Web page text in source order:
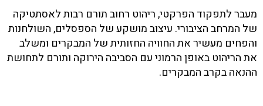
מעבר לתפקוד הפרקטי, ריהוט רחוב תורם רבות לאסתטיקה
של המרחב הציבורי. עיצוב מושקע של הספסלים, השולחנות
והפחים מעשיר את החוויה החזותית של המבקרים ומשלב
את הריהוט באופן הרמוני עם הסביבה הירוקה ותורם לתחושת
ההנאה בקרב המבקרים.